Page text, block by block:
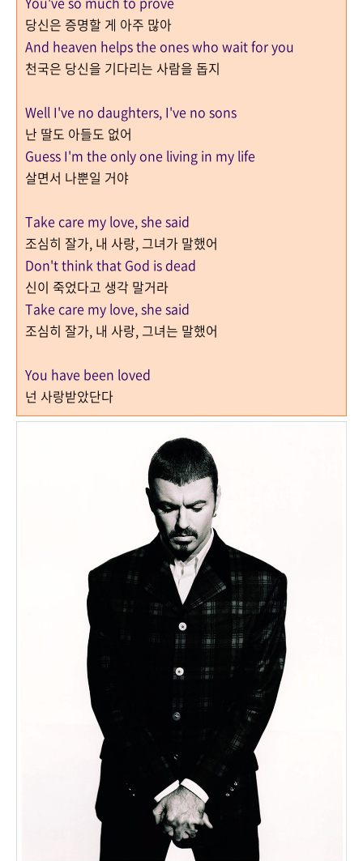
당신은 증명할 게 아주 많아
And heaven helps the ones who wait for you
천국은 당신을 기다리는 사람을 돕지
Well I've no daughters, I've no sons
난 딸도 아들도 없어
Guess I'm the only one living in my life
살면서 나뿐일 거야
Take care my love, she said
조심히 잘가, 내 사랑, 그녀가 말했어
Don't think that God is dead
신이 죽었다고 생각 말거라
Take care my love, she said
조심히 잘가, 내 사랑, 그녀는 말했어
You have been loved
넌 사랑받았단다